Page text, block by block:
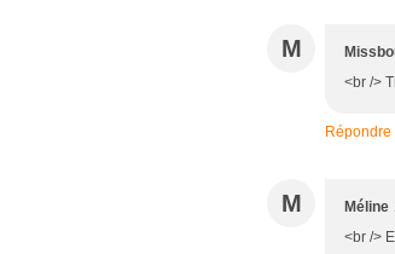
M
<br />
Répondre
M Méline
<br />